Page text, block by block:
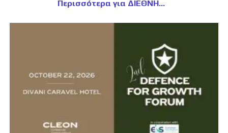
Περισσότερα για ΔΙΕΘΝΗ